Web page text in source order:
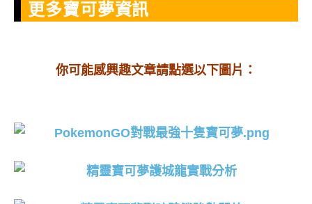
更多寶可夢資訊
你可能感興趣文章請點選以下圖片：